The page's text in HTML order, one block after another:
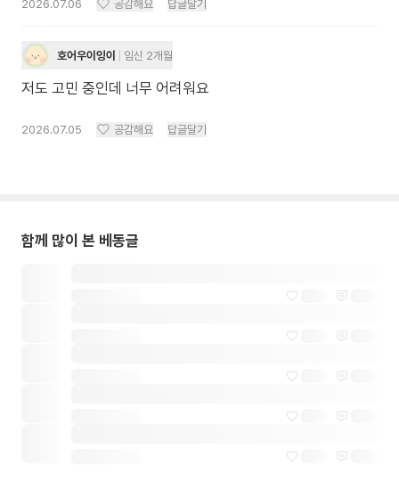
2026.07.06 공감해요 답글달기
호어우이잉이 임신 2개월
저도 고민 중인데 너무 어려워요
2026.07.05 공감해요 답글달기
함께 많이 본 베동글